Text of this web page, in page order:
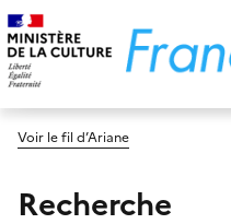
Voir le fil d’Ariane
Recherche